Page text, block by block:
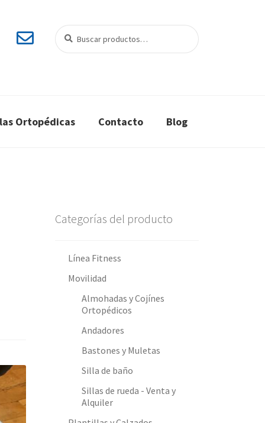
Buscar
por:
Buscar
Ortopédicas Contacto Blog
Categorías del producto
Línea Fitness
Movilidad
Almohadas y Cojínes
Ortopédicos
Andadores
Bastones y Muletas
Silla de baño
Sillas de rueda - Venta y
Alquiler